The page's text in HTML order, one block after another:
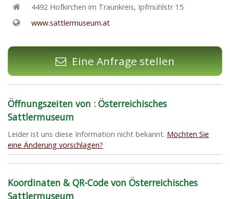
4492 Hofkirchen im Traunkreis, Ipfmühlstr 15
www.sattlermuseum.at
Eine Anfrage stellen
Öffnungszeiten von : Österreichisches
Sattlermuseum
Leider ist uns diese Information nicht bekannt. Möchten Sie
eine Änderung vorschlagen?
Koordinaten & QR-Code von Österreichisches
Sattlermuseum